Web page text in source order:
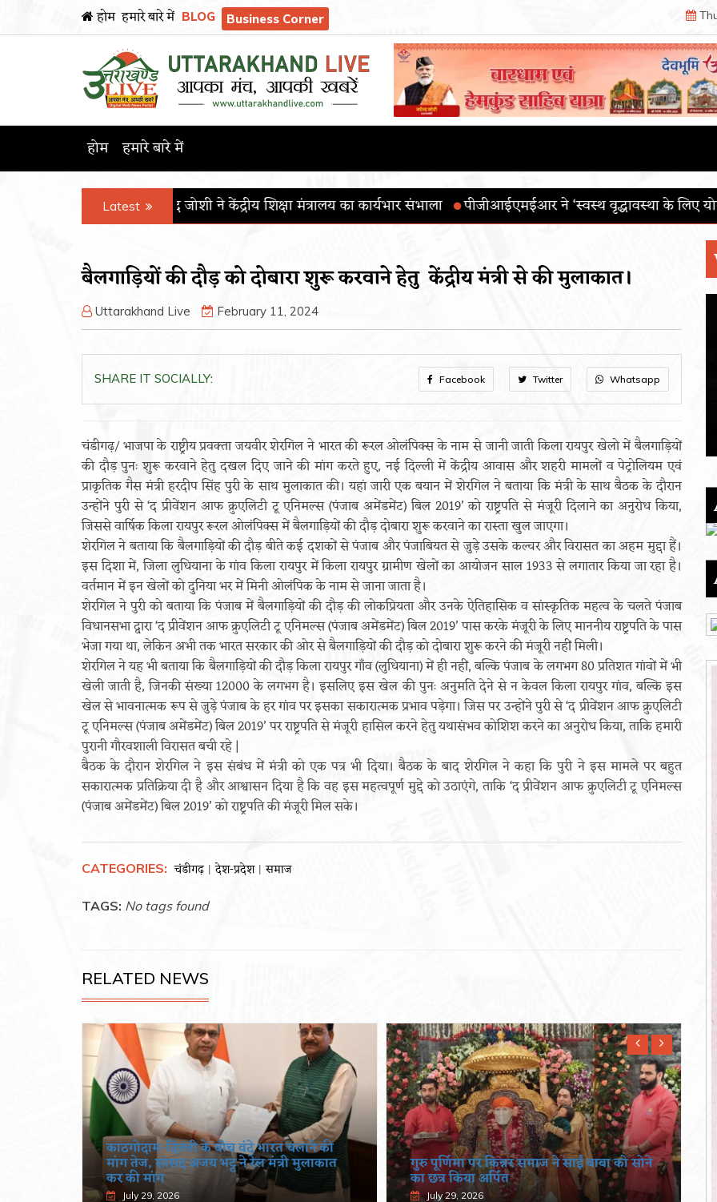
होम हमारे बारे में BLOG Business Corner
होम हमारे बारे में
Latest
प्रल्हाद जोशी ने केंद्रीय शिक्षा मंत्रालय का कार्यभार संभाला पीजीआईएमईआर ने ‘स्वस्थ वृद्धावस्था के लिए योग’ थीम के साथ 12वाँ
बैलगाड़ियों की दौड़ को दोबारा शुरू करवाने हेतु केंद्रीय मंत्री से की मुलाकात।
Uttarakhand Live February 11, 2024
SHARE IT SOCIALLY: Facebook Twitter Whatsapp
चंडीगढ़/ भाजपा के राष्ट्रीय प्रवक्ता जयवीर शेरगिल ने भारत की रूरल ओलंपिक्स के नाम से जानी जाती किला रायपुर खेलो में बैलगाड़ियों
की दौड़ पुनः शुरू करवाने हेतु दखल दिए जाने की मांग करते हुए, नई दिल्ली में केंद्रीय आवास और शहरी मामलों व पेट्रोलियम एवं
प्राकृतिक गैस मंत्री हरदीप सिंह पुरी के साथ मुलाकात की। यहां जारी एक बयान में शेरगिल ने बताया कि मंत्री के साथ बैठक के दौरान
उन्होंने पुरी से ‘द प्रीवेंशन आफ क्रुएलिटी टू एनिमल्स (पंजाब अमेंडमेंट) बिल 2019’ को राष्ट्रपति से मंजूरी दिलाने का अनुरोध किया,
जिससे वार्षिक किला रायपुर रूरल ओलंपिक्स में बैलगाड़ियों की दौड़ दोबारा शुरू करवाने का रास्ता खुल जाएगा।
शेरगिल ने बताया कि बैलगाड़ियों की दौड़ बीते कई दशकों से पंजाब और पंजाबियत से जुड़े उसके कल्चर और विरासत का अहम मुद्दा हैं।
इस दिशा में, जिला लुधियाना के गांव किला रायपुर में किला रायपुर ग्रामीण खेलों का आयोजन साल 1933 से लगातार किया जा रहा है।
वर्तमान में इन खेलों को दुनिया भर में मिनी ओलंपिक के नाम से जाना जाता है।
शेरगिल ने पुरी को बताया कि पंजाब में बैलगाड़ियों की दौड़ की लोकप्रियता और उनके ऐतिहासिक व सांस्कृतिक महत्व के चलते पंजाब
विधानसभा द्वारा ‘द प्रीवेंशन आफ क्रुएलिटी टू एनिमल्स (पंजाब अमेंडमेंट) बिल 2019’ पास करके मंजूरी के लिए माननीय राष्ट्रपति के पास
भेजा गया था, लेकिन अभी तक भारत सरकार की ओर से बैलगाड़ियों की दौड़ को दोबारा शुरू करने की मंजूरी नहीं मिली।
शेरगिल ने यह भी बताया कि बैलगाड़ियों की दौड़ किला रायपुर गाँव (लुधियाना) में ही नहीं, बल्कि पंजाब के लगभग 80 प्रतिशत गांवों में भी
खेली जाती है, जिनकी संख्या 12000 के लगभग है। इसलिए इस खेल की पुनः अनुमति देने से न केवल किला रायपुर गांव, बल्कि इस
खेल से भावनात्मक रूप से जुड़े पंजाब के हर गांव पर इसका सकारात्मक प्रभाव पड़ेगा। जिस पर उन्होंने पुरी से ‘द प्रीवेंशन आफ क्रुएलिटी
टू एनिमल्स (पंजाब अमेंडमेंट) बिल 2019’ पर राष्ट्रपति से मंजूरी हासिल करने हेतु यथासंभव कोशिश करने का अनुरोध किया, ताकि हमारी
पुरानी गौरवशाली विरासत बची रहे |
बैठक के दौरान शेरगिल ने इस संबंध में मंत्री को एक पत्र भी दिया। बैठक के बाद शेरगिल ने कहा कि पुरी ने इस मामले पर बहुत
सकारात्मक प्रतिक्रिया दी है और आश्वासन दिया है कि वह इस महत्वपूर्ण मुद्दे को उठाएंगे, ताकि ‘द प्रीवेंशन आफ क्रुएलिटी टू एनिमल्स
(पंजाब अमेंडमेंट) बिल 2019’ को राष्ट्रपति की मंजूरी मिल सके।
CATEGORIES: चंडीगढ़ | देश-प्रदेश | समाज
TAGS: No tags found
RELATED NEWS
काठगोदाम-दिल्ली के बीच वंदे भारत चलाने की
मांग तेज, सांसद अजय भट्ट ने रेल मंत्री मुलाकात
कर की मांग
July 29, 2026
गुरु पूर्णिमा पर किन्नर समाज ने साईं बाबा को सोने
का छत्र किया अर्पित
July 29, 2026